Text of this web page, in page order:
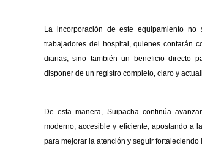
La incorporación de este equipamiento
trabajadores del hospital, quienes contarán
diarias, sino también un beneficio directo
disponer de un registro completo, claro y
De esta manera, Suipacha continúa
moderno, accesible y eficiente, apostando a
para mejorar la atención y seguir fortaleciendo